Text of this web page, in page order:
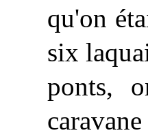
qu'on
six
ponts,